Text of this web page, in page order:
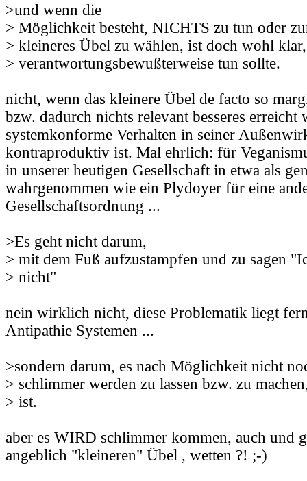
>und wenn die
> Möglichkeit besteht, NICHTS zu tun oder
> kleineres Übel zu wählen, ist doch wohl
> verantwortungsbewußterweise tun sollte.
nicht, wenn das kleinere Übel de facto so
bzw. dadurch nichts relevant besseres erreicht
systemkonforme Verhalten in seiner
kontraproduktiv ist. Mal ehrlich: für
in unserer heutigen Gesellschaft in etwa als
wahrgenommen wie ein Plydoyer für eine
Gesellschaftsordnung ...
>Es geht nicht darum,
> mit dem Fuß aufzustampfen und zu sagen
> nicht"
nein wirklich nicht, diese Problematik liegt
Antipathie Systemen ...
>sondern darum, es nach Möglichkeit nicht
> schlimmer werden zu lassen bzw. zu
> ist.
aber es WIRD schlimmer kommen, auch und
angeblich "kleineren" Übel , wetten ?! ;-)